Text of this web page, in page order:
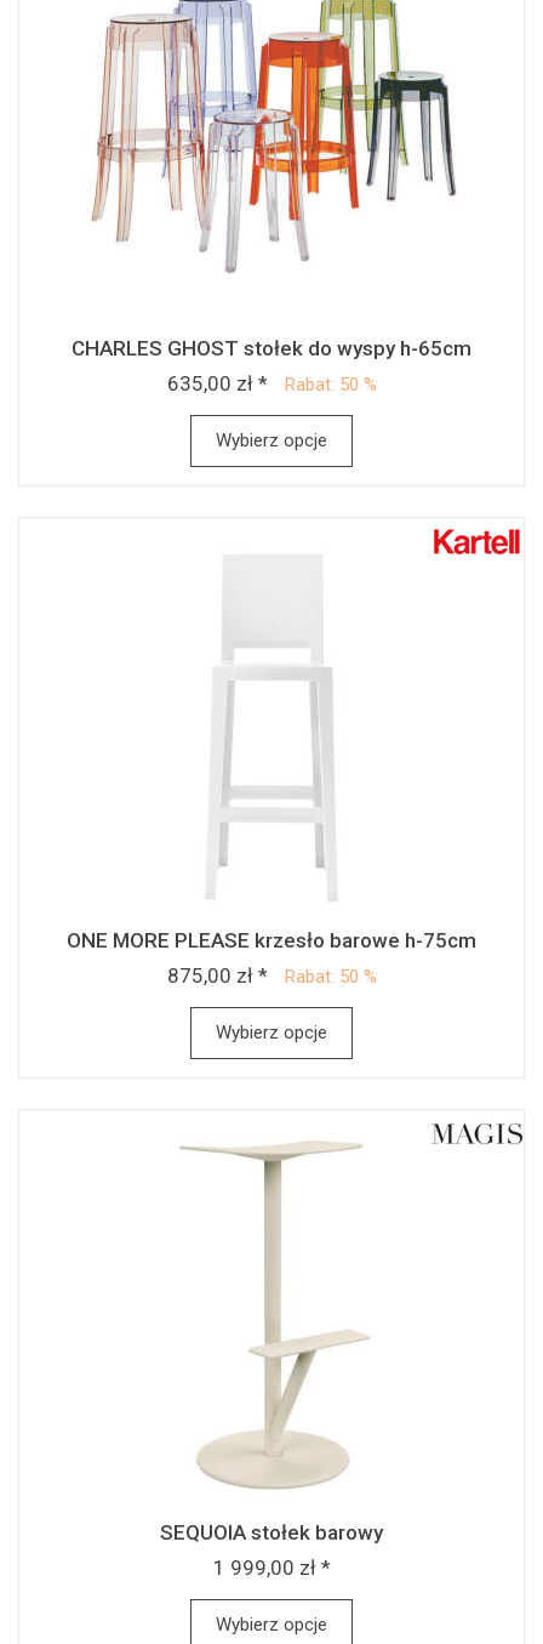
CHARLES GHOST stołek do wyspy h-65cm
635,00 zł *
Rabat: 50 %
Wybierz opcje
ONE MORE PLEASE krzesło barowe h-75cm
875,00 zł *
Rabat: 50 %
Wybierz opcje
SEQUOIA stołek barowy
1 999,00 zł *
Wybierz opcje